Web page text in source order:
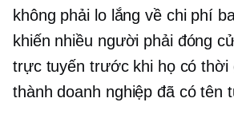
không phải lo lắng về chi phí
khiến nhiều người phải đóng
trực tuyến trước khi họ có thời
thành doanh nghiệp đã có tên